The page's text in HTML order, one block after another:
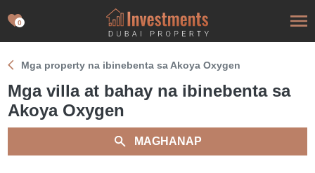
0
Mga property na ibinebenta sa Akoya Oxygen
Mga villa at bahay na ibinebenta sa
Akoya Oxygen
MAGHANAP